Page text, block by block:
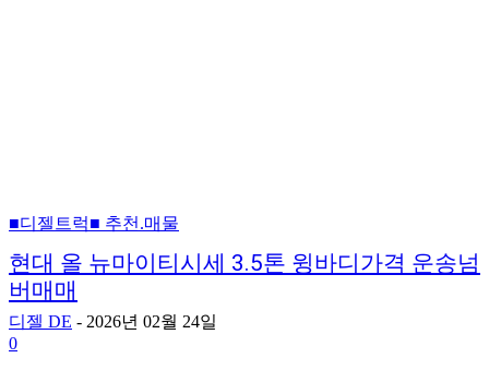
■디젤트럭■ 추천.매물
현대 올 뉴마이티시세 3.5톤 윙바디가격 운송넘
버매매
디젤 DE - 2026년 02월 24일
0